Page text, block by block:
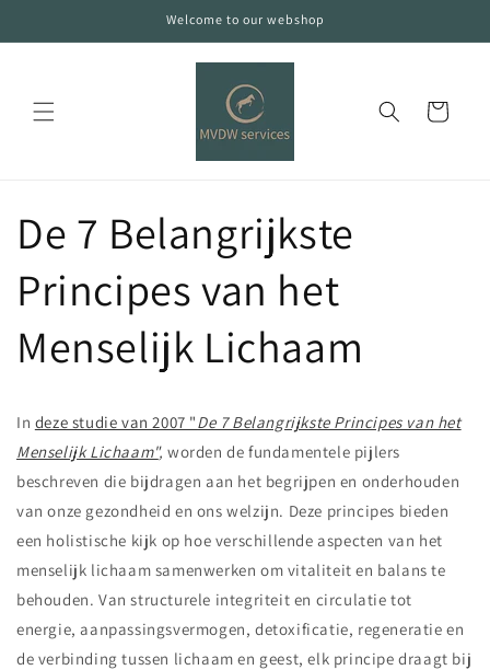
Welcome to our webshop
Cart
De 7 Belangrijkste
Principes van het
Menselijk Lichaam
In deze studie van 2007 "De 7 Belangrijkste Principes van het
Menselijk Lichaam", worden de fundamentele pijlers
beschreven die bijdragen aan het begrijpen en onderhouden
van onze gezondheid en ons welzijn. Deze principes bieden
een holistische kijk op hoe verschillende aspecten van het
menselijk lichaam samenwerken om vitaliteit en balans te
behouden. Van structurele integriteit en circulatie tot
energie, aanpassingsvermogen, detoxificatie, regeneratie en
de verbinding tussen lichaam en geest, elk principe draagt bij